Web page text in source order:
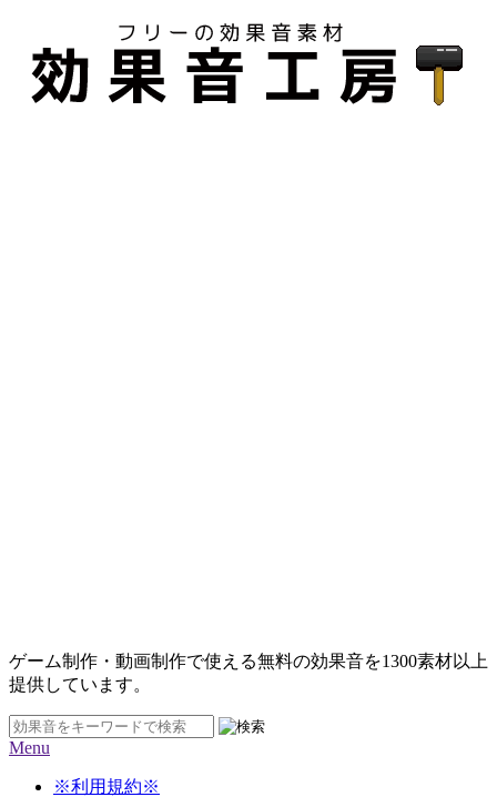
ゲーム制作・動画制作で使える無料の効果音を1300素材以上
提供しています。
Menu
※利用規約※